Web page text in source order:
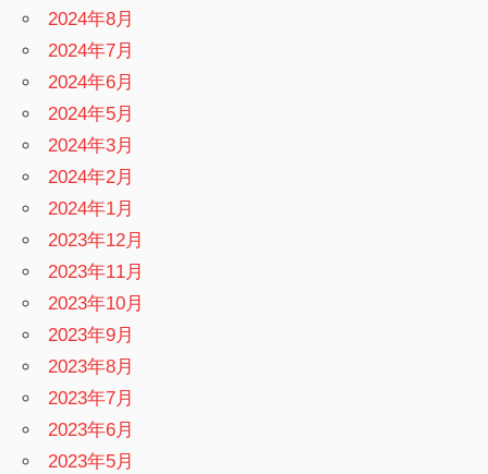
2024年8月
2024年7月
2024年6月
2024年5月
2024年3月
2024年2月
2024年1月
2023年12月
2023年11月
2023年10月
2023年9月
2023年8月
2023年7月
2023年6月
2023年5月